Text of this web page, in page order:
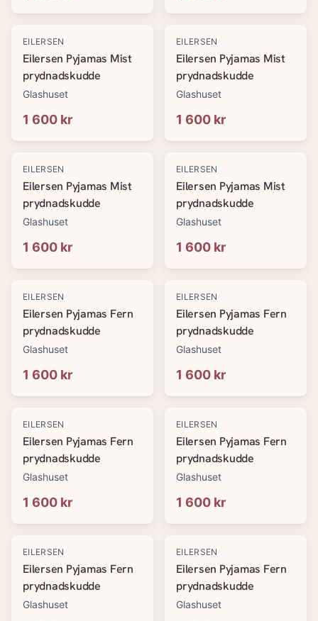
EILERSEN
Eilersen Pyjamas Mist
prydnadskudde
Glashuset
1 600 kr
EILERSEN
Eilersen Pyjamas Mist
prydnadskudde
Glashuset
1 600 kr
EILERSEN
Eilersen Pyjamas Mist
prydnadskudde
Glashuset
1 600 kr
EILERSEN
Eilersen Pyjamas Mist
prydnadskudde
Glashuset
1 600 kr
EILERSEN
Eilersen Pyjamas Fern
prydnadskudde
Glashuset
1 600 kr
EILERSEN
Eilersen Pyjamas Fern
prydnadskudde
Glashuset
1 600 kr
EILERSEN
Eilersen Pyjamas Fern
prydnadskudde
Glashuset
1 600 kr
EILERSEN
Eilersen Pyjamas Fern
prydnadskudde
Glashuset
1 600 kr
EILERSEN
Eilersen Pyjamas Fern
prydnadskudde
Glashuset
EILERSEN
Eilersen Pyjamas Fern
prydnadskudde
Glashuset